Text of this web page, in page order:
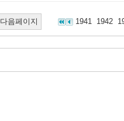
다음페이지 1941 1942